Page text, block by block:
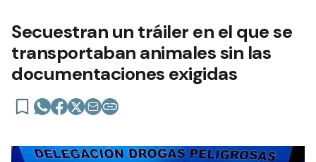
Secuestran un tráiler en el que se
transportaban animales sin las
documentaciones exigidas